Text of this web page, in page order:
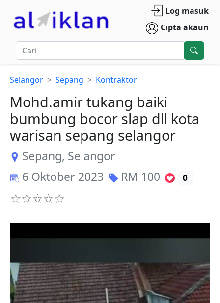
Log masuk
Cipta akaun
Selangor Sepang Kontraktor
Mohd.amir tukang baiki
bumbung bocor slap dll kota
warisan sepang selangor
Sepang, Selangor
6 Oktober 2023
RM 100 0